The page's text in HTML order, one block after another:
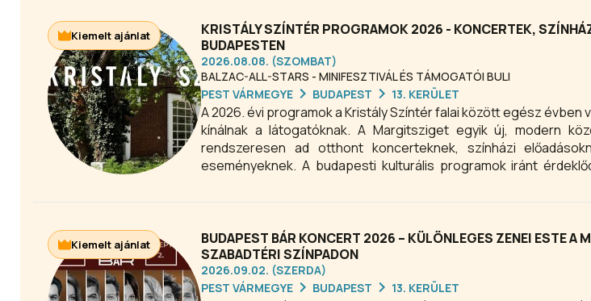
KRISTÁLY SZÍNTÉR PROGRAMOK 2026 - KONCERTEK,
BUDAPESTEN
2026.08.08. (SZOMBAT)
BALZAC-ALL-STARS - MINIFESZTIVÁL ÉS TÁMOGATÓI BULI
PEST VÁRMEGYE
BUDAPEST 13. KERÜLET
A 2026. évi programok a Kristály Színtér falai között egész
kínálnak a látogatóknak. A Margitsziget egyik új, modern
rendszeresen ad otthont koncerteknek, színházi
eseményeknek. A budapesti kulturális programok iránt
Ha friss kulturális élményekre vágysz Budapesten, érdemes
Kiemelt ajánlat
BUDAPEST BÁR KONCERT 2026 – KÜLÖNLEGES ZENEI ESTE A
SZABADTÉRI SZÍNPADON
2026.09.02. (SZERDA)
PEST VÁRMEGYE
BUDAPEST 13. KERÜLET
Kiemelt ajánlat